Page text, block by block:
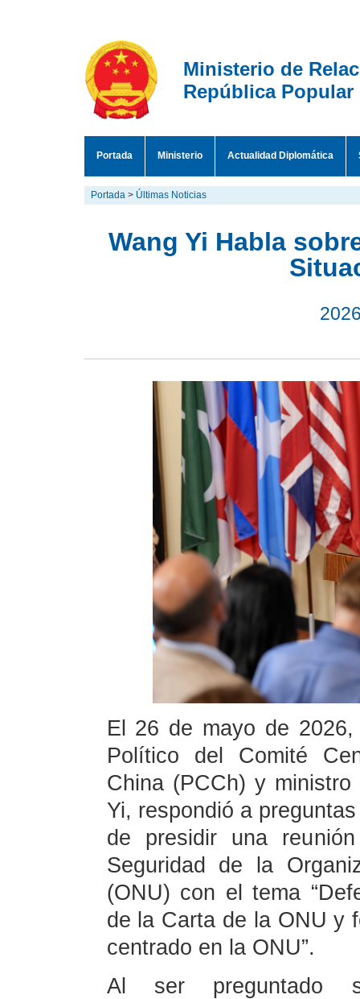
Ministerio de
República Popular
Portada Ministerio Actualidad Diplomática
Portada > Últimas Noticias
Wang Yi Habla
El 26 de mayo de
Político del Comité
China (PCCh) y
Yi, respondió a
de presidir una
Seguridad de la
(ONU) con el tema
de la Carta de la ONU y
centrado en la ONU”.
Al ser preguntado